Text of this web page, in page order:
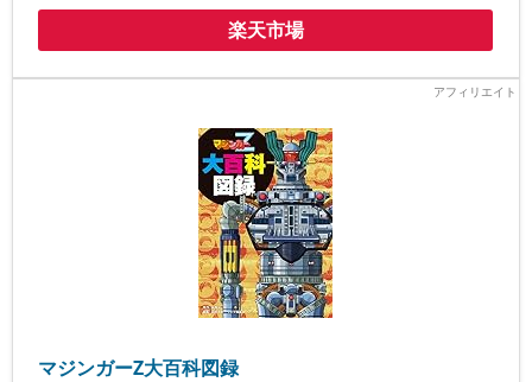
楽天市場
マジンガーZ大百科図録